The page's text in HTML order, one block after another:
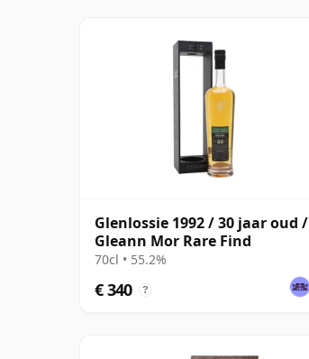
Glenlossie 1992 / 30 jaar oud /
Gleann Mor Rare Find
70cl • 55.2%
€ 340 ?